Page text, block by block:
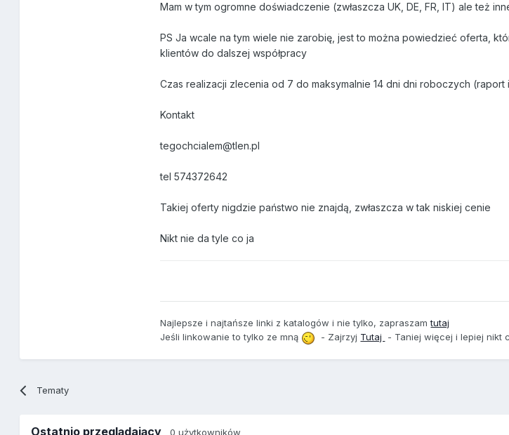
Mam w tym ogromne doświadczenie (zwłaszcza UK, DE, FR, IT) ale też
PS Ja wcale na tym wiele nie zarobię, jest to można powiedzieć oferta,
klientów do dalszej współpracy
Czas realizacji zlecenia od 7 do maksymalnie 14 dni dni roboczych (raport
Kontakt
tegochcialem@tlen.pl
tel 574372642
Takiej oferty nigdzie państwo nie znajdą, zwłaszcza w tak niskiej cenie
Nikt nie da tyle co ja
Najlepsze i najtańsze linki z katalogów i nie tylko, zapraszamtutaj
Jeśli linkowanie to tylko ze mną
- Zajrzyj Tutaj - Taniej więcej i lepiej nikt
Tematy
Ostatnio przeglądający0 użytkowników